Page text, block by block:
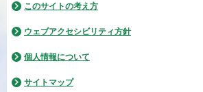
このサイトの考え方
ウェブアクセシビリティ方針
個人情報について
サイトマップ